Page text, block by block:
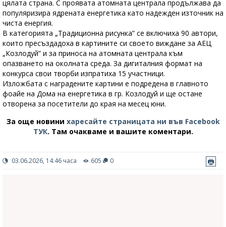
цялата страна. С проявата атомната централа продължава да
популяризира ядрената енергетика като надежден източник на
чиста енергия.
В категорията „Традиционна рисунка” се включиха 90 автори,
които пресъздадоха в картините си своето виждане за АЕЦ
„Козлодуй” и за приноса на атомната централа към
опазването на околната среда. За дигиталния формат на
конкурса свои творби изпратиха 15 участници.
Изложбата с наградените картини е подредена в главното
фоайе на Дома на енергетика в гр. Козлодуй и ще остане
отворена за посетители до края на месец юни.
За още новини харесайте страницата ни във Facebook
ТУК. Там очакваме и вашите коментари.
03.06.2026, 14:46 часа 605 0